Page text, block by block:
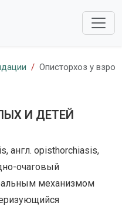
Описторхоз у
И ДЕТЕЙ
англ. opisthorchiasis,
очаговый
механизмом